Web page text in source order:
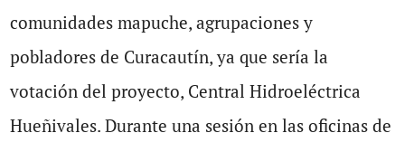
comunidades mapuche, agrupaciones y
pobladores de Curacautín, ya que sería la
votación del proyecto, Central Hidroeléctrica
Hueñivales. Durante una sesión en las oficinas de